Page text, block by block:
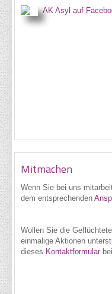
AK Asyl auf
Mitmachen
Wenn Sie bei uns
dem entsprechenden
Wollen Sie die
einmalige Aktionen
dieses Kontaktformular